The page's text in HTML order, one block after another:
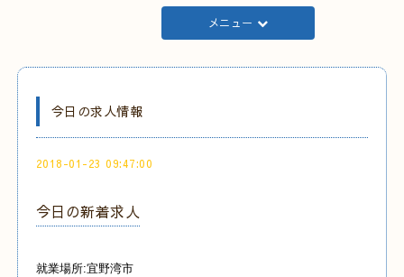
メニュー
今日の求人情報
2018-01-23 09:47:00
今日の新着求人
就業場所:宜野湾市